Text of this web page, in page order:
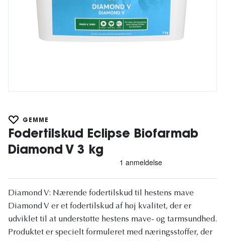
GEMME
Fodertilskud Eclipse Biofarmab
Diamond V 3 kg
Diamond V: Nærende fodertilskud til hestens mave
Diamond V er et fodertilskud af høj kvalitet, der er
udviklet til at understøtte hestens mave- og tarmsundhed.
Produktet er specielt formuleret med næringsstoffer, der